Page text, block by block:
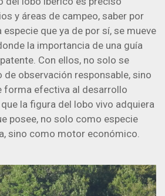
y áreas de campeo, saber por
especie que ya de por sí, se mueve
la importancia de una guía
Con ellos, no solo se
observación responsable, sino
forma efectiva al desarrollo
la figura del lobo vivo adquiera
posee, no solo como especie
sino como motor económico.